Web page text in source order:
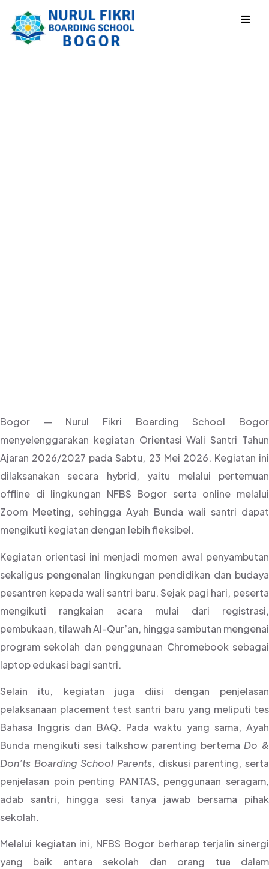
Bogor — Nurul Fikri Boarding School Bogor
menyelenggarakan kegiatan Orientasi Wali Santri Tahun
Ajaran 2026/2027 pada Sabtu, 23 Mei 2026. Kegiatan ini
dilaksanakan secara hybrid, yaitu melalui pertemuan
offline di lingkungan NFBS Bogor serta online melalui
Zoom Meeting, sehingga Ayah Bunda wali santri dapat
mengikuti kegiatan dengan lebih fleksibel.
Kegiatan orientasi ini menjadi momen awal penyambutan
sekaligus pengenalan lingkungan pendidikan dan budaya
pesantren kepada wali santri baru. Sejak pagi hari, peserta
mengikuti rangkaian acara mulai dari registrasi,
pembukaan, tilawah Al-Qur’an, hingga sambutan mengenai
program sekolah dan penggunaan Chromebook sebagai
laptop edukasi bagi santri.
Selain itu, kegiatan juga diisi dengan penjelasan
pelaksanaan placement test santri baru yang meliputi tes
Bahasa Inggris dan BAQ. Pada waktu yang sama, Ayah
Bunda mengikuti sesi talkshow parenting bertema Do &
Don’ts Boarding School Parents, diskusi parenting, serta
penjelasan poin penting PANTAS, penggunaan seragam,
adab santri, hingga sesi tanya jawab bersama pihak
sekolah.
Melalui kegiatan ini, NFBS Bogor berharap terjalin sinergi
yang baik antara sekolah dan orang tua dalam